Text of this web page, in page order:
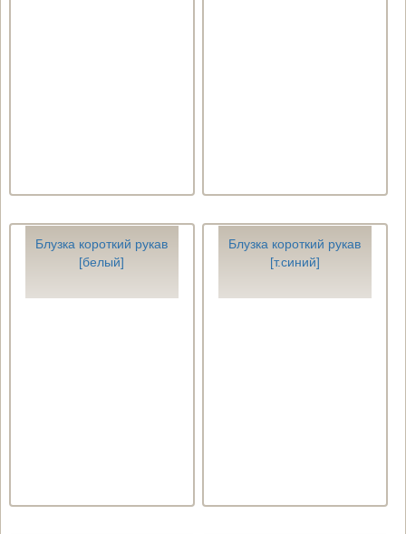
Блузка короткий рукав
[белый]
Блузка короткий рукав
[т.синий]